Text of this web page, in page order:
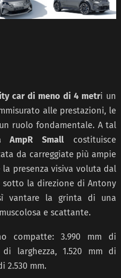
car di meno di 4 metri un
alle prestazioni, le
ruolo fondamentale. A tal
AmpR Smallcostituisce
da carreggiate più ampie
presenza visiva voluta dal
sotto la direzione di Antony
vantare la grinta di una
e scattante.
compatte: 3.990 mm di
di larghezza, 1.520 mm di
2.530 mm.